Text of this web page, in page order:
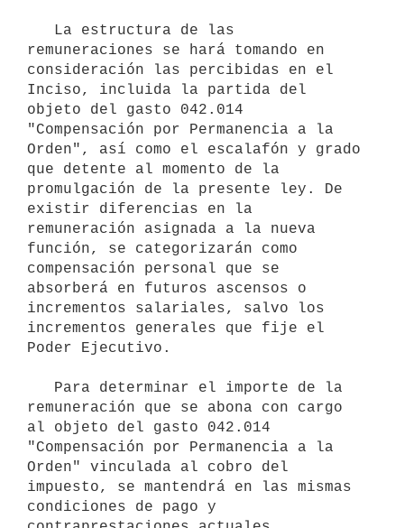
remuneraciones se hará tomando en
consideración las percibidas en el
Inciso, incluida la partida del
objeto del gasto 042.014
"Compensación por Permanencia a la
Orden", así como el escalafón y grado
que detente al momento de la
promulgación de la presente ley. De
existir diferencias en la
remuneración asignada a la nueva
función, se categorizarán como
compensación personal que se
absorberá en futuros ascensos o
incrementos salariales, salvo los
incrementos generales que fije el
Poder Ejecutivo.
remuneración que se abona con cargo
al objeto del gasto 042.014
"Compensación por Permanencia a la
Orden" vinculada al cobro del
impuesto, se mantendrá en las mismas
condiciones de pago y